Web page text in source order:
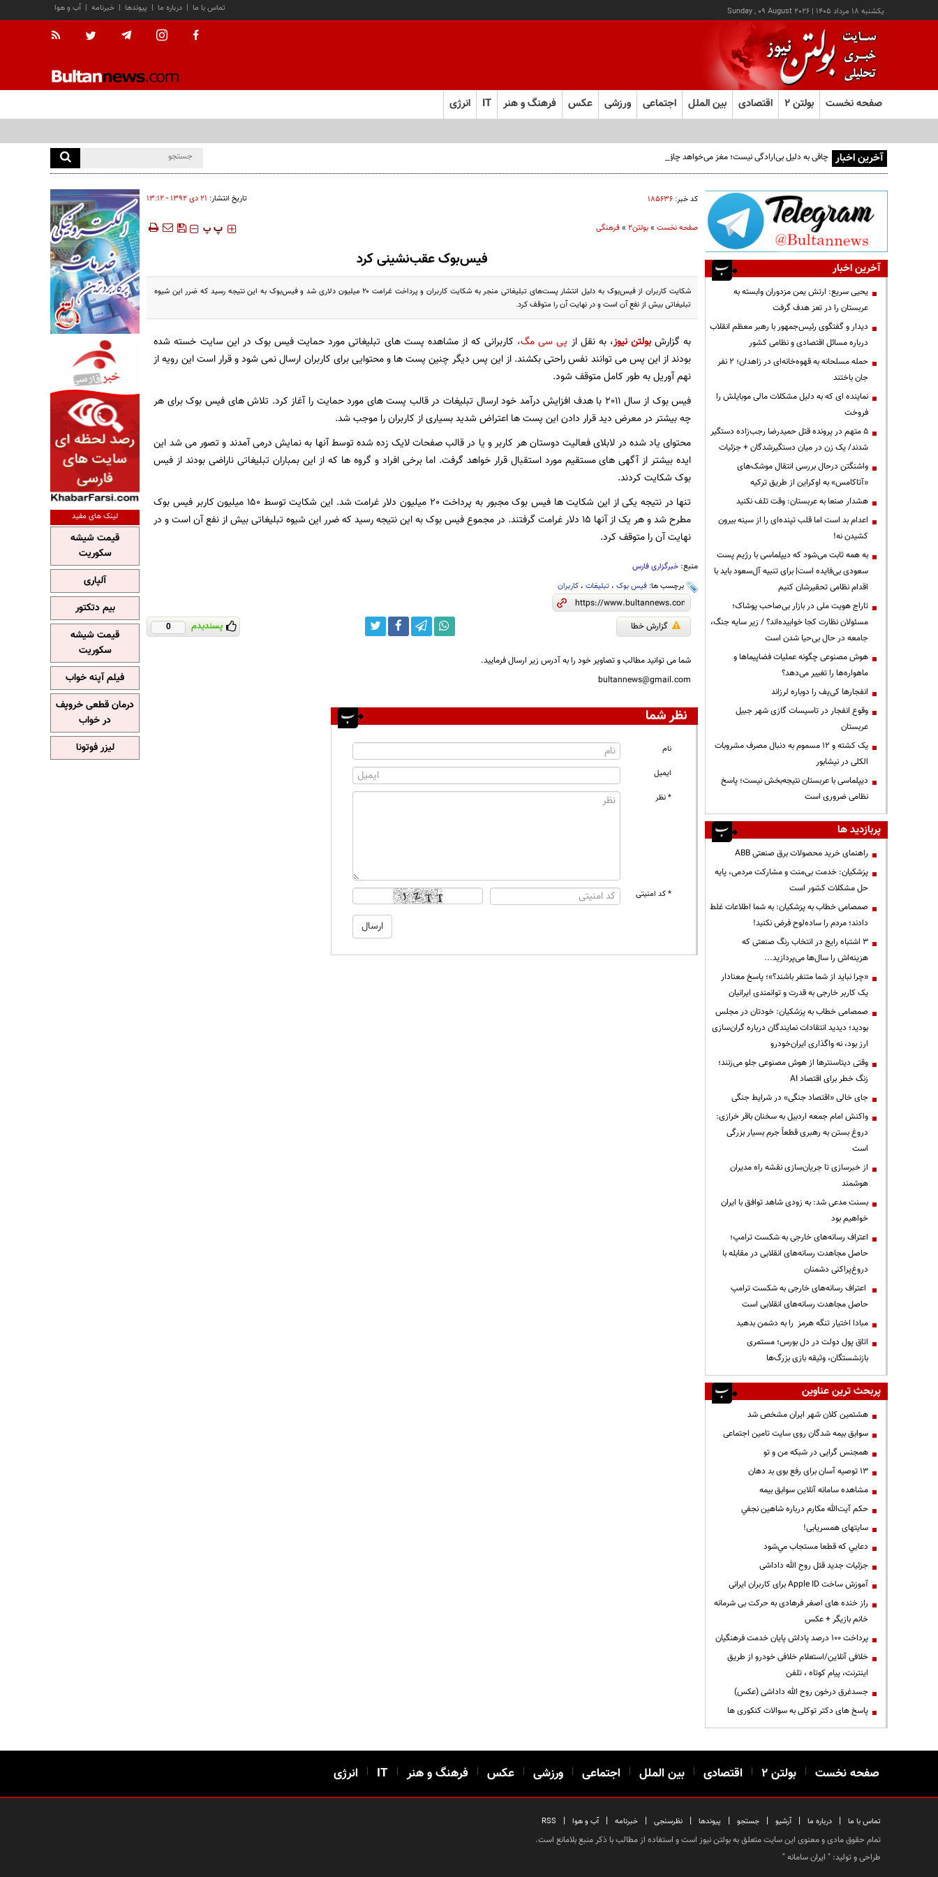
يکشنبه ۱۸ مرداد ۱۴۰۵ |
Sunday , 09 August 2026 آب و هوا | خبرنامه | پیوندها | درباره ما | تماس با ما
صفحه نخست بولتن ۲ اقتصادی بین الملل اجتماعی ورزشی عکس فرهنگ و هنر IT انرژی
آخرین اخبار چاقی به دلیل بی‌ارادگی نیست؛ مغز می‌خواهد چاق بمانیم!
کد خبر: ۱۸۵۶۳۶ تاریخ انتشار: ۲۱ دی ۱۳۹۲ - ۱۳:۱۲
صفحه نخست»بولتن2 »فرهنگی ‍‍‍ پ پ
فیس‌بوک عقب‌نشینی کرد
شکایت کاربران از فیس‌بوک به دلیل انتشار پست‌های تبلیغاتی منجر به شکایت کاربران و پرداخت غرامت ۲۰ میلیون دلاری شد و فیس‌بوک به این نتیجه رسید که ضرر این شیوه
تبلیغاتی بیش از نفع آن است و در نهایت آن را متوقف کرد.
به گزارش بولتن نیوز، به نقل از پی سی مگ، کاربرانی که از مشاهده پست های تبلیغاتی مورد حمایت فیس بوک در این سایت خسته شده
بودند از این پس می توانند نفس راحتی بکشند. از این پس دیگر چنین پست ها و محتوایی برای کاربران ارسال نمی شود و قرار است این رویه از
نهم آوریل به طور کامل متوقف شود.
فیس بوک از سال 2011 با هدف افزایش درآمد خود ارسال تبلیغات در قالب پست های مورد حمایت را آغاز کرد. تلاش های فیس بوک برای هر
چه بیشتر در معرض دید قرار دادن این پست ها اعتراض شدید بسیاری از کاربران را موجب شد.
محتوای یاد شده در لابلای فعالیت دوستان هر کاربر و یا در قالب صفحات لایک زده شده توسط آنها به نمایش درمی آمدند و تصور می شد این
ایده بیشتر از آگهی های مستقیم مورد استقبال قرار خواهد گرفت. اما برخی افراد و گروه ها که از این بمباران تبلیغاتی ناراضی بودند از فیس
بوک شکایت کردند.
تنها در نتیجه یکی از این شکایت ها فیس بوک مجبور به پرداخت 20 میلیون دلار غرامت شد. این شکایت توسط 150 میلیون کاربر فیس بوک
مطرح شد و هر یک از آنها 15 دلار غرامت گرفتند. در مجموع فیس بوک به این نتیجه رسید که ضرر این شیوه تبلیغاتی بیش از نفع آن است و در
نهایت آن را متوقف کرد.
منبع: خبرگزاری فارس
برچسب ها: فیس بوک، تبلیغات، کاربران
گزارش خطا پسندیدم 0
شما می توانید مطالب و تصاویر خود را به آدرس زیر ارسال فرمایید.
bultannews@gmail.com
نظر شما
نام
ایمیل
* نظر
* کد امنیتی
آخرین اخبار
یحیی سریع: ارتش یمن مزدوران وابسته به
عربستان را در تعز هدف گرفت
دیدار و گفتگوی رئیس‌جمهور با رهبر معظم انقلاب
درباره مسائل اقتصادی و نظامی کشور
حمله مسلحانه به قهوه‌خانه‌ای در زاهدان؛ ۲ نفر
جان باختند
نماینده ای که به دلیل مشکلات مالی موبایلش را
فروخت
۵ متهم در پرونده قتل حمیدرضا رجب‌زاده دستگیر
شدند/ یک زن در میان دستگیرشدگان + جزئیات
واشنگتن درحال بررسی انتقال موشک‌های
«آتاکامس» به اوکراین از طریق ترکیه
هشدار صنعا به عربستان: وقت تلف نکنید
اعدام بد است اما قلب تپنده‌ای را از سینه بیرون
کشیدن نه!
به همه ثابت می‌شود که دیپلماسی با رژیم پست
سعودی بی‌فایده است| برای تنبیه آل‌سعود باید با
اقدام نظامی تحقیرشان کنیم
تاراج هویت ملی در بازار بی‌صاحب پوشاک؛
مسئولان نظارت کجا خوابیده‌اند؟ / زیر سایه جنگ،
جامعه در حال بی‌حیا شدن است
هوش مصنوعی چگونه عملیات فضاپیماها و
ماهواره‌ها را تغییر می‌دهد؟
انفجارها کی‌یف را دوباره لرزاند
وقوع انفجار در تاسیسات گازی شهر جبیل
عربستان
یک کشته و ۱۲ مسموم به دنبال مصرف مشروبات
الکلی در نیشابور
دیپلماسی با عربستان نتیجه‌بخش نیست؛ پاسخ
نظامی ضروری است
پربازدید ها
راهنمای خرید محصولات برق صنعتی ABB
پزشکیان: خدمت بی‌منت و مشارکت مردمی، پایه
حل مشکلات کشور است
صمصامی خطاب به پزشکیان: به شما اطلاعات غلط
دادند؛ مردم را ساده‌لوح فرض نکنید!
3 اشتباه رایج در انتخاب رنگ صنعتی که
هزینه‌اش را سال‌ها می‌پردازید...
«چرا نباید از شما متنفر باشند؟»؛ پاسخ معنادار
یک کاربر خارجی به قدرت و توانمندی ایرانیان
صمصامی خطاب به پزشکیان: خودتان در مجلس
بودید؛ دیدید انتقادات نمایندگان درباره گران‌سازی
ارز بود، نه واگذاری ایران‌خودرو
وقتی دیتاسنترها از هوش مصنوعی جلو می‌زنند؛
زنگ خطر برای اقتصاد AI
جای خالی «اقتصاد جنگی» در شرایط جنگی
واکنش امام جمعه اردبیل به سخنان باقر خرازی:
دروغ بستن به رهبری قطعاً جرم بسیار بزرگی
است
از خبرسازی تا جریان‌سازی نقشه راه مدیران
هوشمند
بسنت مدعی شد: به زودی شاهد توافق با ایران
خواهیم بود
اعتراف رسانه‌های خارجی به شکست ترامپ؛
حاصل مجاهدت رسانه‌های انقلابی در مقابله با
دروغ‌پراکنی دشمنان
اعتراف رسانه‌های خارجی به شکست ترامپ
حاصل مجاهدت رسانه‌های انقلابی است
مبادا اختیار تنگه هرمز را به دشمن بدهید
اتاق پول دولت در دل بورس؛ مستمری
بازنشستگان، وثیقه بازی بزرگ‌ها
پربحث ترین عناوین
هشتمین کلان شهر ایران مشخص شد
سوابق بیمه شدگان روی سایت تامین اجتماعی
همجنس گرایی در شبکه من و تو
13 توصیه آسان برای رفع بوی بد دهان
مشاهده سامانه آنلاين سوابق بیمه
حكم آيت‌الله مكارم درباره شاهين نجفي
سایتهای همسریابی!
دعايي كه قطعا مستجاب مي‌شود
جزئیات جدید قتل روح الله داداشی
آموزش ساخت Apple ID برای کاربران ایرانی
راز خنده های اصغر فرهادی به حرکت بی شرمانه
خانم بازیگر + عکس
پرداخت ۱۰۰ درصد پاداش پایان خدمت فرهنگیان
خلافی آنلاین/استعلام خلافی خودرو از طریق
اینترنت، پیام کوتاه ، تلفن
جسدغرق درخون روح الله داداشی (عکس)
پاسخ های دکتر توکلی به سوالات کنکوری ها
لینک های مفید
قیمت شیشه
سکوریت
آلپاری
بیم دتکتور
قیمت شیشه
سکوریت
فیلم آپنه خواب
درمان قطعی خروپف
در خواب
لیزر فوتونا
صفحه نخست | بولتن ۲ | اقتصادی | بین الملل | اجتماعی | ورزشی | عکس | فرهنگ و هنر |
IT
| انرژی
تماس با ما | درباره ما | آرشیو | جستجو | پیوندها | نظرسنجی | خبرنامه | آب و هوا |
RSS
تمام حقوق مادی و معنوی این سایت متعلق به بولتن نیوز است و استفاده از مطالب با ذکر منبع بلامانع است.
طراحی و تولید: " ایران سامانه"